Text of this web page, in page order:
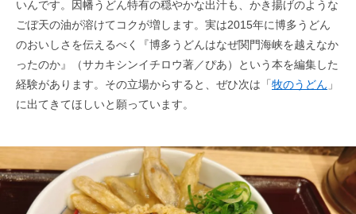
いんです。因幡うどん特有の穏やかな出汁も、かき揚げのような
ごぼ天の油が溶けてコクが増します。実は2015年に博多うどん
のおいしさを伝えるべく『博多うどんはなぜ関門海峡を越えなか
ったのか』（サカキシンイチロウ著／ぴあ）という本を編集した
経験があります。その立場からすると、ぜひ次は「牧のうどん 」
に出てきてほしいと願っています。